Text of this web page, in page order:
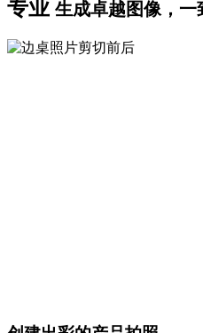
专业 生成卓越图像，一